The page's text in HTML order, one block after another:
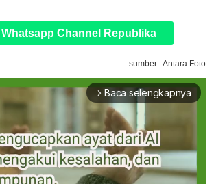
Whatsapp Channel Republika
sumber : Antara Foto
arrow_forward_ios Baca selengkapnya